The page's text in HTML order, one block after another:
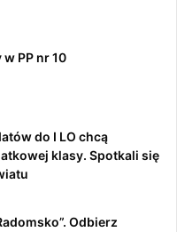
PP nr 10
do I LO chcą
klasy. Spotkali się
Odbierz